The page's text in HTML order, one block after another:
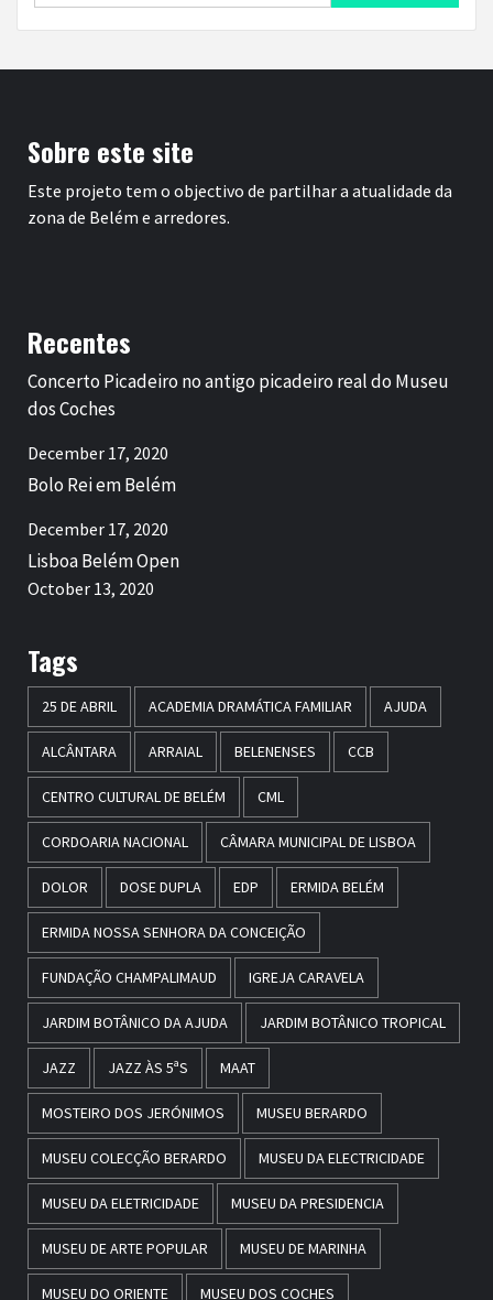
Sobre este site
Este projeto tem o objectivo de partilhar a atualidade da
zona de Belém e arredores.
Recentes
Concerto Picadeiro no antigo picadeiro real do Museu
dos Coches
December 17, 2020
Bolo Rei em Belém
December 17, 2020
Lisboa Belém Open
October 13, 2020
Tags
25 DE ABRIL ACADEMIA DRAMÁTICA FAMILIAR AJUDA
ALCÂNTARA ARRAIAL BELENENSES CCB
CENTRO CULTURAL DE BELÉM CML
CORDOARIA NACIONAL CÂMARA MUNICIPAL DE LISBOA
DOLOR DOSE DUPLA EDP ERMIDA BELÉM
ERMIDA NOSSA SENHORA DA CONCEIÇÃO
FUNDAÇÃO CHAMPALIMAUD IGREJA CARAVELA
JARDIM BOTÂNICO DA AJUDA JARDIM BOTÂNICO TROPICAL
JAZZ JAZZ ÀS 5ªS MAAT
MOSTEIRO DOS JERÓNIMOS MUSEU BERARDO
MUSEU COLECÇÃO BERARDO MUSEU DA ELECTRICIDADE
MUSEU DA ELETRICIDADE MUSEU DA PRESIDENCIA
MUSEU DE ARTE POPULAR MUSEU DE MARINHA
MUSEU DO ORIENTE MUSEU DOS COCHES